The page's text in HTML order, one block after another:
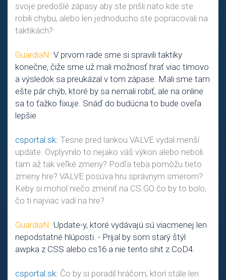
svoje predošlé zápasy aby ste prišli nato kde ste
robili chybu, alebo len jednoducho ste popracovali na
taktikách?
GuardiaN: V prvom rade sme si spravili taktiky
konečne, čiže sme už mali možnosť hrať viac tímovo
a výsledok sa preukázal v tom zápase. Mali sme tam
ešte pár chýb, ktoré by sa nemali robiť, ale na online
sa to ťažko fixuje. Snáď do budúcna to bude oveľa
lepšie
csportal.sk: Tesne pred lankou VALVE vydal menší
update. Ovplyvnilo to nejako váš výkon alebo neboli
tam až tak veľké zmeny? Podľa teba pomôžu tieto
zmeny hre? VALVE posúva hru správnym smerom?
Keby si mohol niečo zmeniť na CS:GO čo by to bolo,
čo ti najviac vadí na hre?
GuardiaN: Update-y, ktoré vydávajú sú viacmenej len
nepodstatné hlúposti. - Prijal by som starý štýl
awpka z CSS alebo cs16 a nie tento shit z CoD4.
csportal.sk: Čo by si poradil hráčom, ktorí stále len